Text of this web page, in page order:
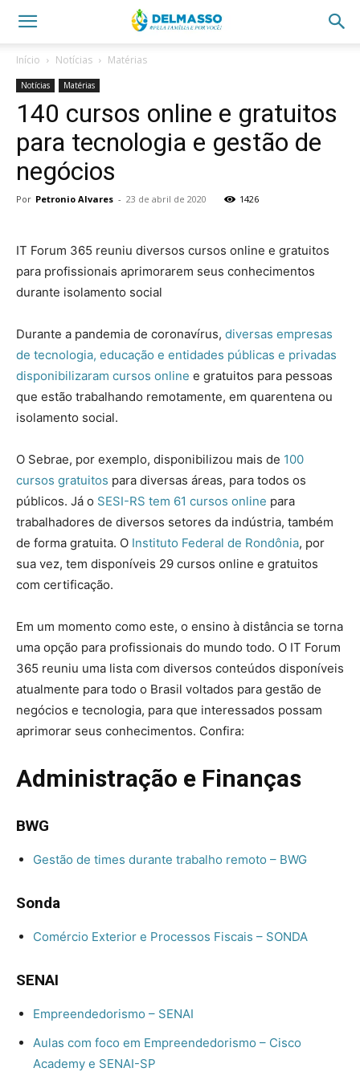
Início Notícias Matérias
Notícias Matérias
140 cursos online e gratuitos
para tecnologia e gestão de
negócios
Por Petronio Alvares - 23 de abril de 2020 1426
IT Forum 365 reuniu diversos cursos online e gratuitos
para profissionais aprimorarem seus conhecimentos
durante isolamento social
Durante a pandemia de coronavírus, diversas empresas
de tecnologia, educação e entidades públicas e privadas
disponibilizaram cursos online e gratuitos para pessoas
que estão trabalhando remotamente, em quarentena ou
isolamento social.
O Sebrae, por exemplo, disponibilizou mais de 100
cursos gratuitos para diversas áreas, para todos os
públicos. Já o SESI-RS tem 61 cursos online para
trabalhadores de diversos setores da indústria, também
de forma gratuita. O Instituto Federal de Rondônia, por
sua vez, tem disponíveis 29 cursos online e gratuitos
com certificação.
Em um momento como este, o ensino à distância se torna
uma opção para profissionais do mundo todo. O IT Forum
365 reuniu uma lista com diversos conteúdos disponíveis
atualmente para todo o Brasil voltados para gestão de
negócios e tecnologia, para que interessados possam
aprimorar seus conhecimentos. Confira:
Administração e Finanças
BWG
Gestão de times durante trabalho remoto – BWG
Sonda
Comércio Exterior e Processos Fiscais – SONDA
SENAI
Empreendedorismo – SENAI
Aulas com foco em Empreendedorismo – Cisco
Academy e SENAI-SP